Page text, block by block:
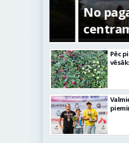
No
centram –
Pēc